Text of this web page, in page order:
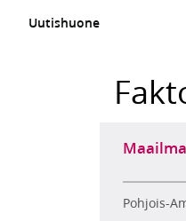
Uutishuone
Pohjois-